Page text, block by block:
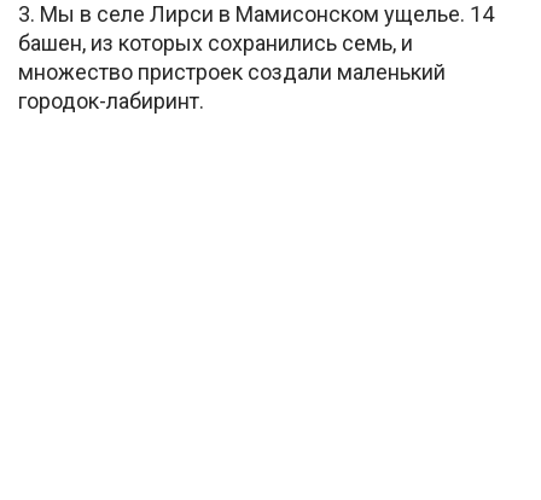
3. Мы в селе Лирси в Мамисонском ущелье. 14
башен, из которых сохранились семь, и
множество пристроек создали маленький
городок-лабиринт.